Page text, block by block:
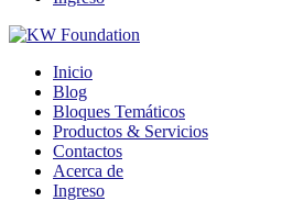
Inicio
Blog
Bloques Temáticos
Productos & Servicios
Contactos
Acerca de
Ingreso